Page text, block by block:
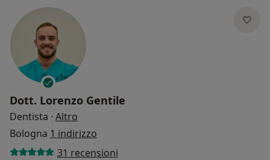
Dott. Lorenzo Gentile
Dentista · Altro
Bologna 1 indirizzo
31 recensioni